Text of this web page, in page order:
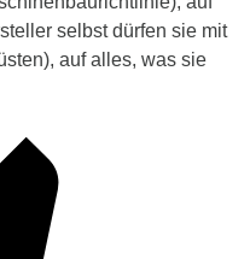
selbst dürfen sie mit
auf alles, was sie